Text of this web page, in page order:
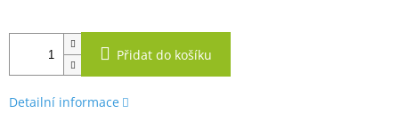
Přidat do košíku
Detailní informace